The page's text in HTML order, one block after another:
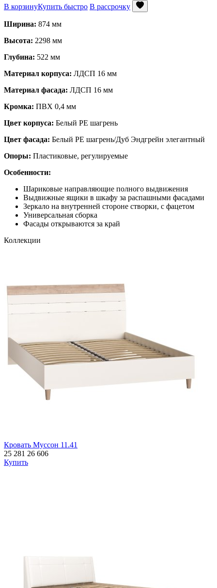
В корзинуКупить быстро В рассрочку
Ширина: 874 мм
Высота: 2298 мм
Глубина: 522 мм
Материал корпуса: ЛДСП 16 мм
Материал фасада: ЛДСП 16 мм
Кромка: ПВХ 0,4 мм
Цвет корпуса: Белый PE шагрень
Цвет фасада: Белый PE шагрень/Дуб Эндгрейн элегантный
Опоры: Пластиковые, регулируемые
Особенности:
Шариковые направляющие полного выдвижения
Выдвижные ящики в шкафу за распашными фасадами
Зеркало на внутренней стороне створки, с фацетом
Универсальная сборка
Фасады открываются за край
Коллекции
Кровать Муссон 11.41
25 281 26 606
Купить